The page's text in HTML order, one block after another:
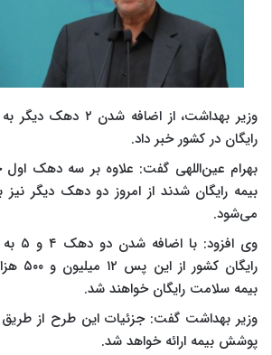
وزیر بهداشت، از
رایگان در کشور خبر داد.
بهرام عین‌اللهی گفت: علاوه بر سه دهک
بیمه رایگان شدند از امروز دو دهک دیگر
می‌شود.
وی
بیمه سلامت رایگان خواهند شد.
وزیر بهداشت گفت: جزئیات این طرح از
پوشش بیمه ارائه خواهد شد.